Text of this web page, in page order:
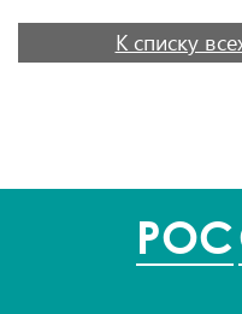
К списку
POC